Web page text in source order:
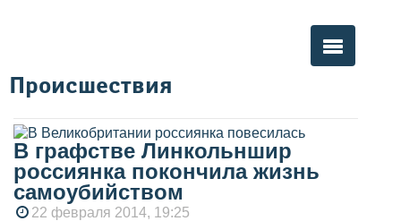
Вы здесь
Происшествия
В графстве Линкольншир
россиянка покончила жизнь
самоубийством
22 февраля 2014, 19:25